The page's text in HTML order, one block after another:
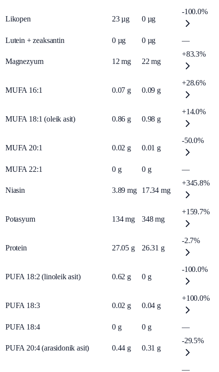
Likopen 23 µg 0 µg
-100.0%
Lutein + zeaksantin 0 µg 0 µg —
Magnezyum 12 mg 22 mg
+83.3%
MUFA 16:1 0.07 g 0.09 g
+28.6%
MUFA 18:1 (oleik asit) 0.86 g 0.98 g
+14.0%
MUFA 20:1 0.02 g 0.01 g
-50.0%
MUFA 22:1 0 g 0 g —
Niasin 3.89 mg 17.34 mg
+345.8%
Potasyum 134 mg 348 mg
+159.7%
Protein 27.05 g 26.31 g
-2.7%
PUFA 18:2 (linoleik asit) 0.62 g 0 g
-100.0%
PUFA 18:3 0.02 g 0.04 g
+100.0%
PUFA 18:4 0 g 0 g —
PUFA 20:4 (arasidonik asit) 0.44 g 0.31 g
-29.5%
—